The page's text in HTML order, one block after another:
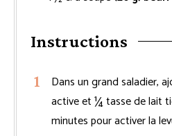
Instructions
Dans un grand saladier,
active et ¼ tasse de lait
minutes pour activer la